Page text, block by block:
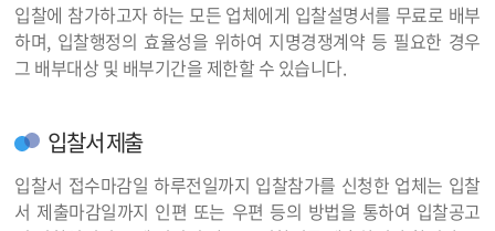
입찰에 참가하고자 하는 모든 업체에게 입찰설명서를 무료로 배부
하며, 입찰행정의 효율성을 위하여 지명경쟁계약 등 필요한 경우
그 배부대상 및 배부기간을 제한할 수 있습니다.
입찰서 제출
입찰서 접수마감일 하루전일까지 입찰참가를 신청한 업체는 입찰
서 제출마감일까지 인편 또는 우편 등의 방법을 통하여 입찰공고